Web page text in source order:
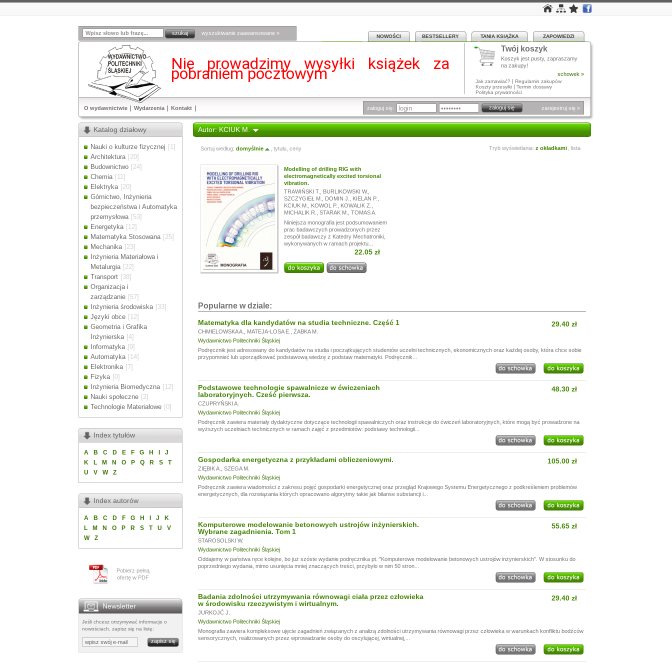
wyszukiwanie zaawansowane »
NOWOŚCI BESTSELLERY TANIA KSIĄŻKA ZAPOWIEDZI
Nie prowadzimy wysyłki książek za
pobraniem pocztowym
Drodzy Klienci!
Ze względu na przerwę wakacyjną, w dniach od13.07.
zamówienia mogą być realizowane z opóźnieniem.
Dziękujemy za wyrozumiałość.
Twój koszyk
Koszyk jest pusty, zapraszamy
na zakupy!
schowek »
Jak zamawiać? | Regulamin zakupów
Koszty przesyłki | Termin dostawy
Polityka prywatności
O wydawnictwie Wydarzenia Kontakt zaloguj się: zarejestruj się »
Katalog działowy
Nauki o kulturze fizycznej [1]
Architektura [20]
Budownictwo [24]
Chemia [11]
Elektryka [20]
Górnictwo, Inżynieria
bezpieczeństwa i Automatyka
przemysłowa [53]
Energetyka [12]
Matematyka Stosowana [25]
Mechanika [23]
Inżynieria Materiałowa i
Metalurgia [22]
Transport [38]
Organizacja i
zarządzanie [57]
Inżynieria środowiska [33]
Języki obce [12]
Geometria i Grafika
Inżynierska [4]
Informatyka [9]
Automatyka [14]
Elektronika [7]
Fizyka [0]
Inżynieria Biomedyczna [12]
Nauki społeczne [2]
Technologie Materiałowe [0]
Index tytułów
A B C D E F G H
J
K
L M N O P Q R S
T
U
V W Z
Index autorów
A B C D F G H J
K
L
M N O P R S T U
V
W
Z
Pobierz pełną
ofertę w PDF
Newsletter
Jeśli chcesz otrzymywać informacje o
nowościach, zapisz się na listę:
Autor: KCIUK M.
Sortuj według: domyślnie tytułu, ceny Tryb wyświetlania: z okładkami lista
Modelling of drilling RIG with
electromagnetically excited torsional
vibration.
TRAWIŃSKI T.
BURLIKOWSKI W.
SZCZYGIEŁ M.
DOMIN J. KIELAN P.
KCIUK M.
KOWOL P. KOWALIK Z.
MICHALIK R.
STARAK M.
TOMAS A.
Niniejsza monografia jest podsumowaniem
prac badawczych prowadzonych przez
zespół badawczy z Katedry Mechatroniki,
wykonywanych w ramach projektu...
22.05 zł
Popularne w dziale:
Matematyka dla kandydatów na studia techniczne. Część 1
CHMIELOWSKA A. MATEJA-LOSA E.
ŻABKA M.
Wydawnictwo Politechniki Śląskiej
29.40 zł
Podręcznik jest adresowany do kandydatów na studia i początkujących studentów uczelni technicznych, ekonomicznych oraz każdej osoby, która chce sobie
przypomnieć lub uporządkować podstawową wiedzę z podstaw matematyki. Podręcznik...
Podstawowe technologie spawalnicze w ćwiczeniach
laboratoryjnych. Cześć pierwsza.
CZUPRYŃSKI A.
Wydawnictwo Politechniki Śląskiej
48.30 zł
Podręcznik zawiera materiały dydaktyczne dotyczące technologii spawalniczych oraz instrukcje do ćwiczeń laboratoryjnych, które mogą być prowadzone na
wyższych uczelniach technicznych w ramach zajęć z przedmiotów: podstawy technologii...
Gospodarka energetyczna z przykładami obliczeniowymi.
ZIĘBIK A.
SZEGA M.
Wydawnictwo Politechniki Śląskiej
105.00 zł
Podręcznik zawiera wiadomości z zakresu pojęć gospodarki energetycznej oraz przegląd Krajowego Systemu Energetycznego z podkreśleniem problemów
energetycznych, dla rozwiązania których opracowano algorytmy takie jak bilanse substancji i...
Komputerowe modelowanie betonowych ustrojów inżynierskich.
Wybrane zagadnienia. Tom 1
STAROSOLSKI W.
Wydawnictwo Politechniki Śląskiej
55.65 zł
Oddajemy w państwa ręce kolejne, bo już szóste wydanie podręcznika pt. "Komputerowe modelowanie betonowych ustrojów inżynierskich”. W stosunku do
poprzedniego wydania, mimo usunięcia mniej znaczących treści, przybyło w nim 50 stron...
Badania zdolności utrzymywania równowagi ciała przez człowieka
w środowisku rzeczywistym i wirtualnym.
JURKOJĆ J.
Wydawnictwo Politechniki Śląskiej
29.40 zł
Monografia zawiera kompleksowe ujęcie zagadnień związanych z analizą zdolności utrzymywania równowagi przez człowieka w warunkach konfliktu bodźców
sensorycznych, realizowanych przez wprowadzanie osoby do oscylującej, wirtualnej,...